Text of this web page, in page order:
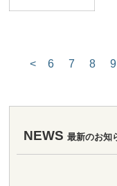
< 6 7 8 9
NEWS 最新のお知